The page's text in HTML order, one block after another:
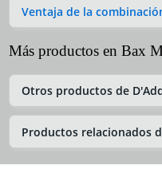
Ventaja de la
Más productos en Bax
Otros productos de
Productos relacionados